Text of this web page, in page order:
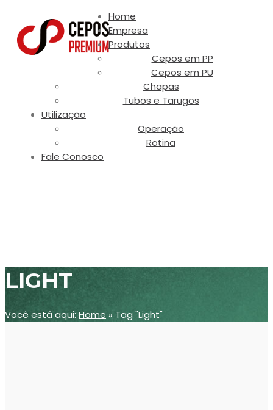
Home
Empresa
Produtos
Cepos em PP
Cepos em PU
Chapas
Tubos e Tarugos
Utilização
Operação
Rotina
Fale Conosco
LIGHT
Você está aqui: Home » Tag "Light"